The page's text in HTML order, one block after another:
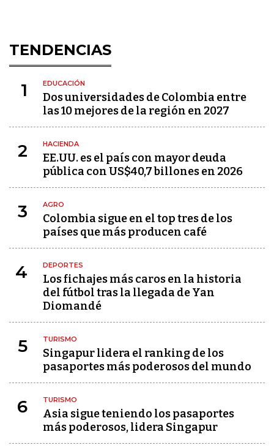
TENDENCIAS
1 EDUCACIÓN
Dos universidades de Colombia entre
las 10 mejores de la región en 2027
2 HACIENDA
EE.UU. es el país con mayor deuda
pública con US$40,7 billones en 2026
3 AGRO
Colombia sigue en el top tres de los
países que más producen café
4 DEPORTES
Los fichajes más caros en la historia
del fútbol tras la llegada de Yan
Diomandé
5 TURISMO
Singapur lidera el ranking de los
pasaportes más poderosos del mundo
6 TURISMO
Asia sigue teniendo los pasaportes
más poderosos, lidera Singapur